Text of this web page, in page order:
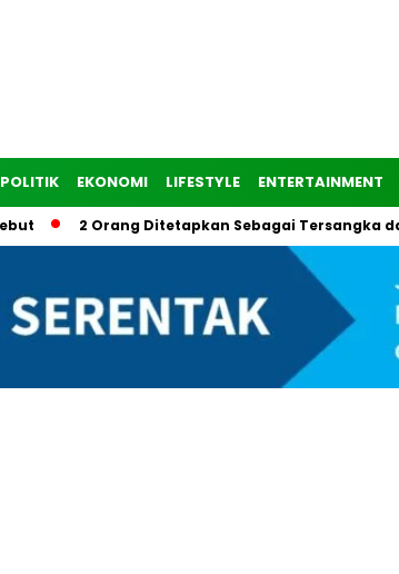
POLITIK EKONOMI LIFESTYLE ENTERTAINMENT
2 Orang Ditetapkan Sebagai Tersangka dalam